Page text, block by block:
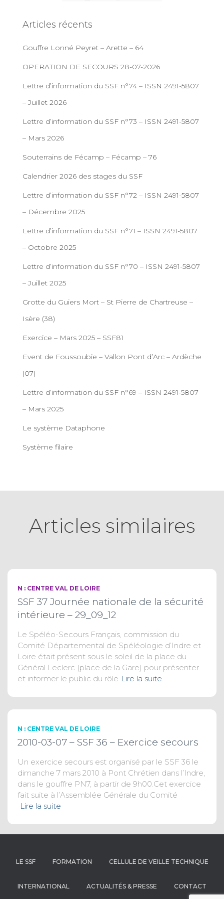
Articles récents
Gouffre Lonné Peyret – Arette – 64
OPERATION DE SECOURS 28-07-2026
Lettre d’information du SSF n°74 – ISSN 2491-5807
– Juillet 2026
Lettre d’information du SSF n°73 – ISSN 2491-5807
– Mars 2026
Souterrains de Fécamp – Fécamp – 76
Calendrier 2026 des stages du SSF
Lettre d’information du SSF n°72 – ISSN 2491-5807
– Décembre 2025
Lettre d’information du SSF n°71 – ISSN 2491-5807
– Octobre 2025
Lettre d’information du SSF n°70 – ISSN 2491-5807
– Juillet 2025
Grotte du Guiers Mort – St Pierre de Chartreuse –
Isère (38)
Exercice – Mars 2025 – SSF81
Event de Foussoubie – Vallon Pont d’Arc – Ardèche
(07)
Lettre d’information du SSF n°69 – ISSN 2491-5807
– Mars 2025
Le système Dataphone
Système filaire
Articles similaires
N : CENTRE VAL DE LOIRE
SSF 37 Journée nationale de la sécurité
intérieure – 29_09_12
Le Spéléo-Secours Français, commission du
Comité Départemental de Spéléologie d’Indre et
Loire était présent sous le soleil de la place du
Général Leclerc (place de la Gare) pour présenter
et informer le public du rôle Lire la suite
N : CENTRE VAL DE LOIRE
2010-03-07 – SSF 36 – Exercice secours
Un exercice secours est organisé par le SSF 36 le
dimanche 7 mars 2010 à Pont Chrétien dans l’Indre,
dans le gouffre PN7, à partir de 9h00.Cet exercice
fait suite à l’Assemblée Générale du Comité
Lire la suite
LE SSF FORMATION CELLULE DE VEILLE TECHNIQUE
INTERNATIONAL ACTUALITÉS & PRESSE CONTACT